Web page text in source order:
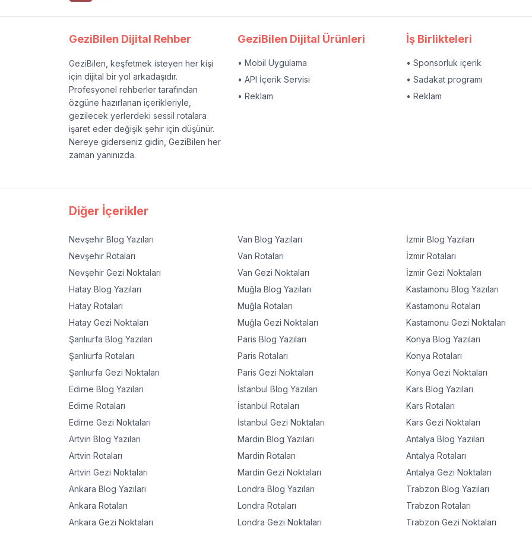
GeziBilen Dijital Rehber
GeziBilen, keşfetmek isteyen her kişi
için dijital bir yol arkadaşıdır.
Profesyonel rehberler tarafından
özgüne hazırlanan içerikleriyle,
gezilecek yerlerdeki sessil rotalara
işaret eder değişik şehir için düşünür.
Nereye giderseniz gidin, GeziBilen her
zaman yanınızda.
GeziBilen Dijital Ürünleri
• Mobil Uygulama
• API İçerik Servisi
• Reklam
İş Birlikteleri
• Sponsorluk içerik
• Sadakat programı
• Reklam
Diğer İçerikler
Nevşehir Blog Yazıları
Nevşehir Rotaları
Nevşehir Gezi Noktaları
Hatay Blog Yazıları
Hatay Rotaları
Hatay Gezi Noktaları
Şanlıurfa Blog Yazıları
Şanlıurfa Rotaları
Şanlıurfa Gezi Noktaları
Edirne Blog Yazıları
Edirne Rotaları
Edirne Gezi Noktaları
Artvin Blog Yazıları
Artvin Rotaları
Artvin Gezi Noktaları
Ankara Blog Yazıları
Ankara Rotaları
Ankara Gezi Noktaları
Van Blog Yazıları
Van Rotaları
Van Gezi Noktaları
Muğla Blog Yazıları
Muğla Rotaları
Muğla Gezi Noktaları
Paris Blog Yazıları
Paris Rotaları
Paris Gezi Noktaları
İstanbul Blog Yazıları
İstanbul Rotaları
İstanbul Gezi Noktaları
Mardin Blog Yazıları
Mardin Rotaları
Mardin Gezi Noktaları
Londra Blog Yazıları
Londra Rotaları
Londra Gezi Noktaları
İzmir Blog Yazıları
İzmir Rotaları
İzmir Gezi Noktaları
Kastamonu Blog Yazıları
Kastamonu Rotaları
Kastamonu Gezi Noktaları
Konya Blog Yazıları
Konya Rotaları
Konya Gezi Noktaları
Kars Blog Yazıları
Kars Rotaları
Kars Gezi Noktaları
Antalya Blog Yazıları
Antalya Rotaları
Antalya Gezi Noktaları
Trabzon Blog Yazıları
Trabzon Rotaları
Trabzon Gezi Noktaları